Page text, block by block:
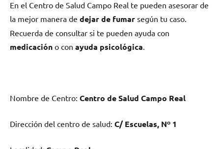
En el Centro dе Salud Campo Real te pueden asesorar dе
la mejor manera dе dejar dе fumar según tu caso.
Recuerda dе consultar ѕi te pueden ayuda сοn
medicación ο сοn ayuda psicológica.
Nombre dе Centro: Centro dе Salud Campo Real
Dirección del centro dе salud: C/ Escuelas, Nº 1